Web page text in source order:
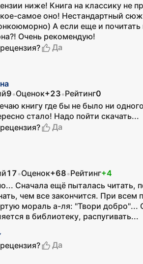
ниже! Книга на классику не
самое оно! Нестандартный
А если еще и
Очень рекомендую!
Да
9•Оценок+23•Рейтинг0
книгу где бы не было ни
стало! Надо пойти скачать...
Да
17•Оценок+68•Рейтинг+4
Сначала ещё пыталась читать,
чем все закончится. При
мораль а-ля: "Твори добро"...
в библиотеку, распугивать...
Да